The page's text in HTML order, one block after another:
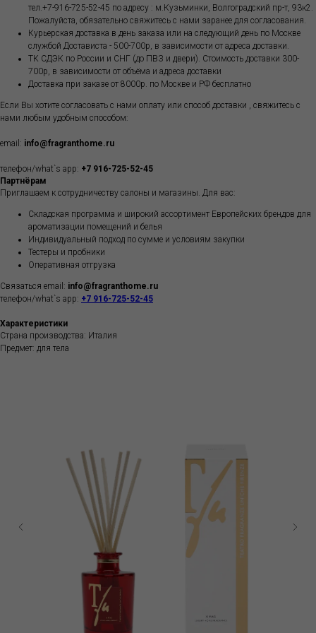
тел.+7-916-725-52-45 по адресу : м.Кузьминки, Волгоградский пр-т, 93к2.
Пожалуйста, обязательно свяжитесь с нами заранее для согласования.
Курьерская доставка в день заказа или на следующий день по Москве
службой Достависта - 500-700р, в зависимости от адреса доставки.
ТК СДЭК по России и СНГ (до ПВЗ и двери). Стоимость доставки 300-
700р, в зависимости от объёма и адреса доставки
Доставка при заказе от 8000р. по Москве и РФ бесплатно
Если Вы хотите согласовать с нами оплату или способ доставки , свяжитесь с
нами любым удобным способом:
email: info@fragranthome.ru
телефон/what`s app: +7 916-725-52-45
Партнёрам
Приглашаем к сотрудничеству салоны и магазины. Для вас:
Складская программа и широкий ассортимент Европейских брендов для
ароматизации помещений и белья
Индивидуальный подход по сумме и условиям закупки
Тестеры и пробники
Оперативная отгрузка
Связаться email: info@fragranthome.ru
телефон/what`s app: +7 916-725-52-45
Характеристики
Страна производства: Италия
Предмет: для тела